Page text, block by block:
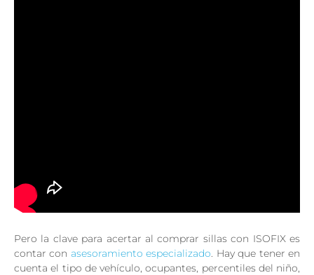
Pero la clave para acertar al comprar sillas con ISOFIX es
contar con asesoramiento especializado. Hay que tener en
cuenta el tipo de vehículo, ocupantes, percentiles del niño,